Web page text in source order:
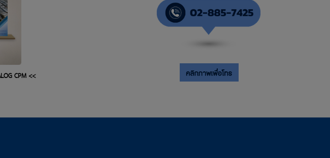
CPM <<